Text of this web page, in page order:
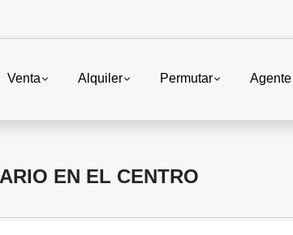
Venta Alquiler Permutar Agente
EN EL CENTRO